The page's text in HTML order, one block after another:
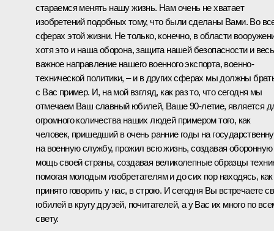
стараемся менять нашу жизнь. Нам очень не хватает
изобретений подобных тому, что были сделаны Вами. Во
сферах этой жизни. Не только, конечно, в области
хотя это и наша оборона, защита нашей безопасности и
важное направление нашего военного экспорта, военно-
технической политики, – и в других сферах мы должны
с Вас пример. И, на мой взгляд, как раз то, что сегодня мы
отмечаем Ваш славный юбилей, Ваше 90-летие, является
огромного количества наших людей примером того, как
человек, пришедший в очень ранние годы на
на военную службу, прожил всю жизнь, создавая оборонную
мощь своей страны, создавая великолепные образцы
помогая молодым изобретателям и до сих пор находясь, как
принято говорить у нас, в строю. И сегодня Вы встречаете
юбилей в кругу друзей, почитателей, а у Вас их много по
свету.